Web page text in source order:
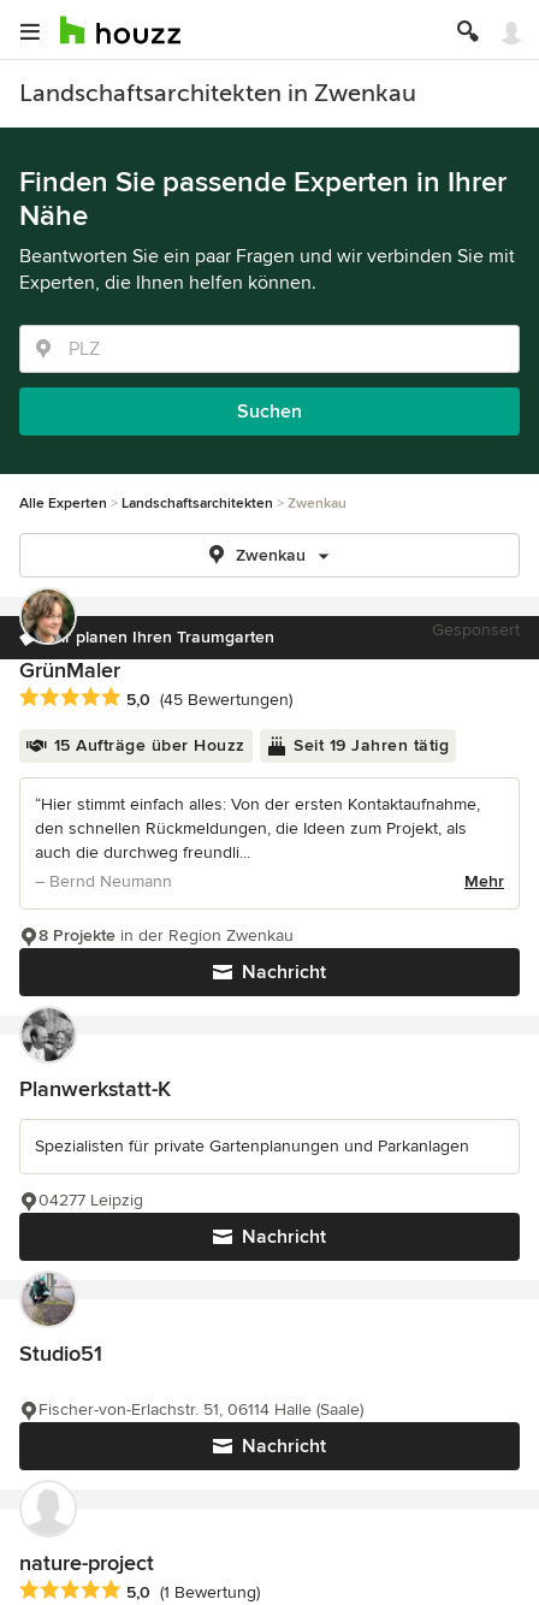
Landschaftsarchitekten in Zwenkau
Finden Sie passende Experten in Ihrer
Nähe
Beantworten Sie ein paar Fragen und wir verbinden Sie mit
Experten, die Ihnen helfen können.
Suchen
Alle Experten Landschaftsarchitekten Zwenkau
Zwenkau
Wir planen Ihren Traumgarten Gesponsert
GrünMaler
Durchschnittliche Bewertung: 5 von 5 Sternen
5,0 (45 Bewertungen)
15 Aufträge über Houzz Seit 19 Jahren tätig
“Hier stimmt einfach alles: Von der ersten Kontaktaufnahme,
den schnellen Rückmeldungen, die Ideen zum Projekt, als
auch die durchweg freundli...
– Bernd Neumann
Mehr
Nachricht
8 Projekte in der Region Zwenkau
Planwerkstatt-K
Spezialisten für private Gartenplanungen und Parkanlagen
Nachricht
04277 Leipzig
Studio51
Nachricht
Fischer-von-Erlachstr. 51, 06114 Halle (Saale)
nature-project
Durchschnittliche Bewertung: 5 von 5 Sternen
5,0 (1 Bewertung)